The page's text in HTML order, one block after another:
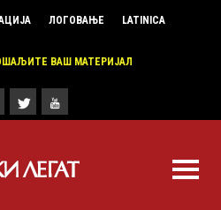
ЛОГОВАЊЕ LATINICA
ВАШ МАТЕРИЈАЛ